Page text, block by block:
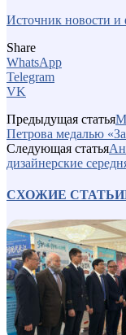
Источник новости и
Share
WhatsApp
Telegram
VK
Предыдущая статья
Петрова медалью
Следующая статья
дизайнерские
СХОЖИЕ СТАТЬИ